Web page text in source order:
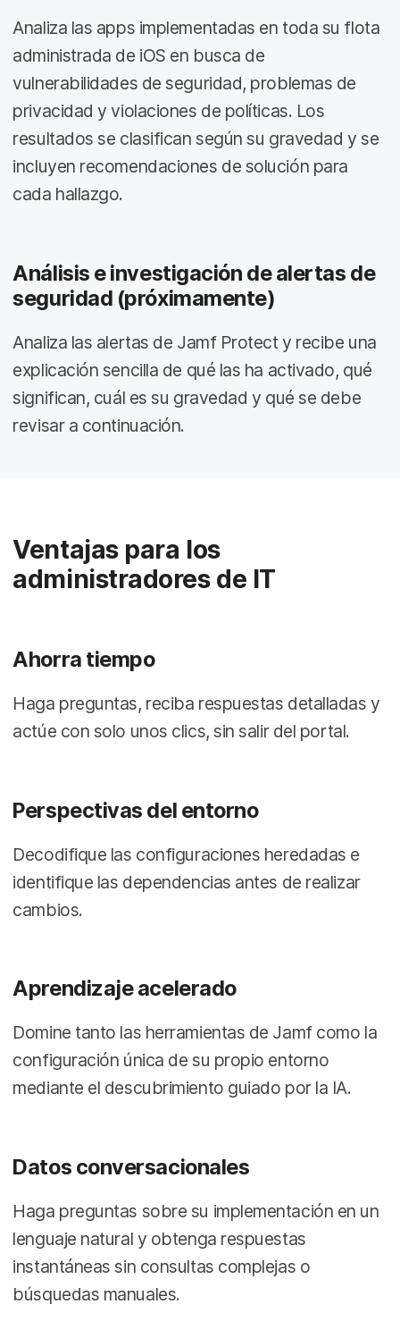
Analiza las apps implementadas en toda su flota
administrada de iOS en busca de
vulnerabilidades de seguridad, problemas de
privacidad y violaciones de políticas. Los
resultados se clasifican según su gravedad y se
incluyen recomendaciones de solución para
cada hallazgo.
Análisis e investigación de alertas de
seguridad (próximamente)
Analiza las alertas de Jamf Protect y recibe una
explicación sencilla de qué las ha activado, qué
significan, cuál es su gravedad y qué se debe
revisar a continuación.
Ventajas para los
administradores de IT
Ahorra tiempo
Haga preguntas, reciba respuestas detalladas y
actúe con solo unos clics, sin salir del portal.
Perspectivas del entorno
Decodifique las configuraciones heredadas e
identifique las dependencias antes de realizar
cambios.
Aprendizaje acelerado
Domine tanto las herramientas de Jamf como la
configuración única de su propio entorno
mediante el descubrimiento guiado por la IA.
Datos conversacionales
Haga preguntas sobre su implementación en un
lenguaje natural y obtenga respuestas
instantáneas sin consultas complejas o
búsquedas manuales.